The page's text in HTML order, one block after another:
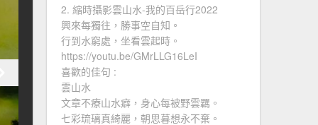
2. 縮時攝影雲山水-我的百岳行2022
興來每獨往，勝事空自知。
行到水窮處，坐看雲起時。
https://youtu.be/GMrLLG16LeI
喜歡的佳句 :
雲山水
文章不療山水癖，身心每被野雲羈。
七彩琉璃真綺麗，朝思暮想永不棄。